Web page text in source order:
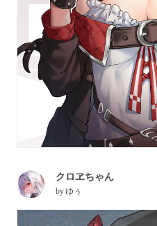
クロヱちゃん
byゆぅ